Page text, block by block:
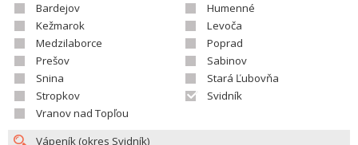
Bardejov
Humenné
Kežmarok
Levoča
Medzilaborce
Poprad
Prešov
Sabinov
Snina
Stará Ľubovňa
Stropkov
Svidník
Vranov nad Topľou